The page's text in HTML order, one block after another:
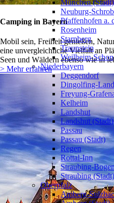
Camping in Bayern
Mobil sein, Freiheit genießen,
eine unvergleichliche Vielfalt an
Seen und Wäldern ebenso wie in
> Mehr erfahren
München (Stadt)
Neuburg-
Pfaffenhofen a.
Rosenheim
Starnberg
Traunstein
Weilheim-
Niederbayern
Deggendorf
Dingolfing-
Freyung-
Kelheim
Landshut
Landshut (Stadt)
Passau
Passau (Stadt)
Regen
Rottal-Inn
Straubing-
Straubing (Stadt)
Oberpfalz
Amberg-